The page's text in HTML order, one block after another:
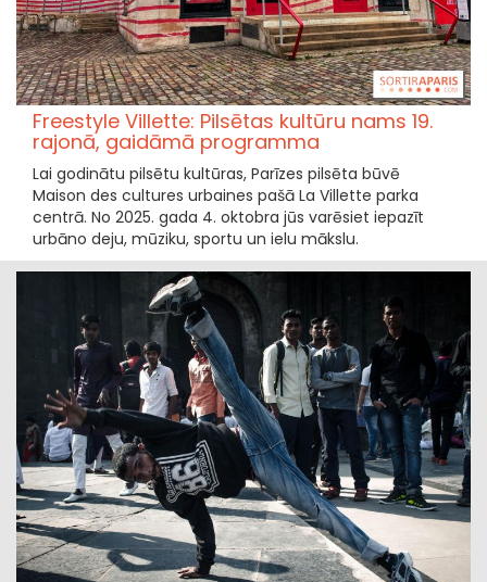
Freestyle Villette: Pilsētas kultūru nams 19.
rajonā, gaidāmā programma
Lai godinātu pilsētu kultūras, Parīzes pilsēta būvē
Maison des cultures urbaines pašā La Villette parka
centrā. No 2025. gada 4. oktobra jūs varēsiet iepazīt
urbāno deju, mūziku, sportu un ielu mākslu.